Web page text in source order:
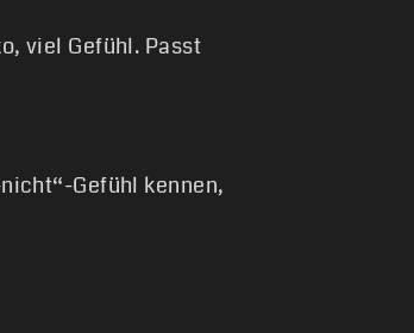
viel Gefühl. Passt
Gefühl kennen,